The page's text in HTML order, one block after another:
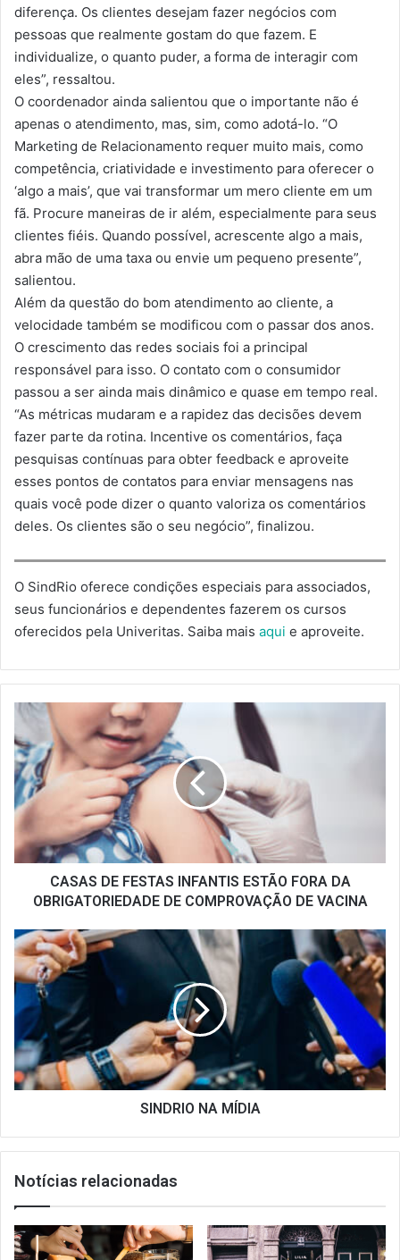
diferença. Os clientes desejam fazer negócios com
pessoas que realmente gostam do que fazem. E
individualize, o quanto puder, a forma de interagir com
eles”, ressaltou.
O coordenador ainda salientou que o importante não é
apenas o atendimento, mas, sim, como adotá-lo. “O
Marketing de Relacionamento requer muito mais, como
competência, criatividade e investimento para oferecer o
‘algo a mais’, que vai transformar um mero cliente em um
fã. Procure maneiras de ir além, especialmente para seus
clientes fiéis. Quando possível, acrescente algo a mais,
abra mão de uma taxa ou envie um pequeno presente”,
salientou.
Além da questão do bom atendimento ao cliente, a
velocidade também se modificou com o passar dos anos.
O crescimento das redes sociais foi a principal
responsável para isso. O contato com o consumidor
passou a ser ainda mais dinâmico e quase em tempo real.
“As métricas mudaram e a rapidez das decisões devem
fazer parte da rotina. Incentive os comentários, faça
pesquisas contínuas para obter feedback e aproveite
esses pontos de contatos para enviar mensagens nas
quais você pode dizer o quanto valoriza os comentários
deles. Os clientes são o seu negócio”, finalizou.
O SindRio oferece condições especiais para associados,
seus funcionários e dependentes fazerem os cursos
oferecidos pela Univeritas. Saiba mais aqui e aproveite.
CASAS
FESTAS
INFANTIS
ESTÃO
FORA
DA
OBRIGATORIEDADE
DE
COMPROVAÇÃO
CASAS DE FESTAS INFANTIS ESTÃO FORA DA
OBRIGATORIEDADE DE COMPROVAÇÃO DE VACINA
SINDRIO
NA
MÍDIA
SINDRIO NA MÍDIA
Notícias relacionadas